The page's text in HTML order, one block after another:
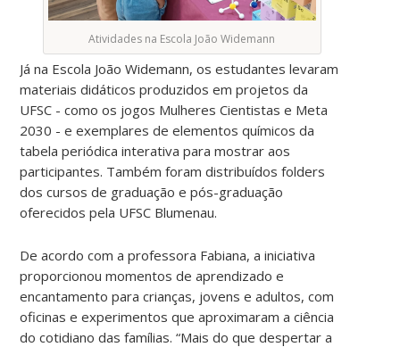
Atividades na Escola João Widemann
Já na Escola João Widemann, os estudantes levaram
materiais didáticos produzidos em projetos da
UFSC - como os jogos Mulheres Cientistas e Meta
2030 - e exemplares de elementos químicos da
tabela periódica interativa para mostrar aos
participantes. Também foram distribuídos folders
dos cursos de graduação e pós-graduação
oferecidos pela UFSC Blumenau.
De acordo com a professora Fabiana, a iniciativa
proporcionou momentos de aprendizado e
encantamento para crianças, jovens e adultos, com
oficinas e experimentos que aproximaram a ciência
do cotidiano das famílias. “Mais do que despertar a